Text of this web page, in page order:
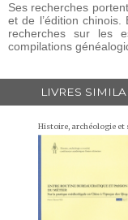
Ses recherches
et de l’édition
recherches sur les
compilations
LIVRES